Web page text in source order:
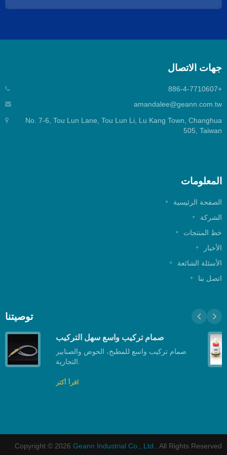
الاتصال
No. 7-6, Tou Lun Lane, Tou Lun Li, Lu Kang Town,
505,
الرئيسية
المنتجات
الشائعة
بنا
توصيتنا
صمام تركيب واسع سهل التركيب
صمام تركيب واسع للمطبخ، الحوض والصنابير
اقرأ أكثر
Copyright © 2026Geann Industrial Co., Ltd.. All Rights